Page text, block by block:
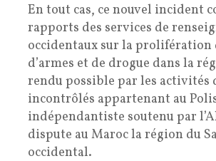
En tout cas, ce nouvel incident
rapports des services de
occidentaux sur la prolifération
d’armes et de drogue dans la
rendu possible par les activités
incontrôlés appartenant au
indépendantiste soutenu par
dispute au Maroc la région du
occidental.